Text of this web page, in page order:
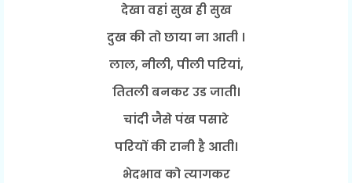
देखा वहां सुख ही सुख
दुख की तो छाया ना आती ।
लाल, नीली, पीली परियां,
तितली बनकर उड जाती।
चांदी जैसे पंख पसारे
परियों की रानी है आती।
भेदभाव को त्यागकर